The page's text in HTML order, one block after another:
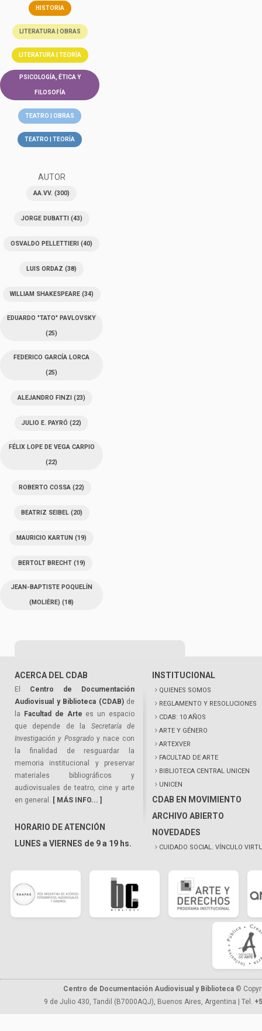
HISTORIA
LITERATURA | OBRAS
LITERATURA | TEORÍA
PSICOLOGÍA, ÉTICA Y
FILOSOFÍA
TEATRO | OBRAS
TEATRO | TEORÍA
AUTOR
AA.VV. (300)
JORGE DUBATTI(43)
OSVALDO PELLETTIERI (40)
LUIS ORDAZ (38)
WILLIAM SHAKESPEARE(34)
EDUARDO "TATO" PAVLOVSKY
(25)
FEDERICO GARCÍA LORCA
(25)
ALEJANDRO FINZI (23)
JULIO E. PAYRÓ (22)
FÉLIX LOPE DE VEGA CARPIO
(22)
ROBERTO COSSA (22)
BEATRIZ SEIBEL(20)
MAURICIO KARTUN (19)
BERTOLT BRECHT(19)
JEAN-BAPTISTE POQUELÍN
(MOLIÈRE) (18)
ACERCA DEL CDAB
El Centro de Documentación
Audiovisual y Biblioteca (CDAB)de
la
Facultad de Arte es un espacio
que depende de la Secretaría de
Investigación y Posgrado y nace con
la finalidad de resguardar la
memoria institucional y preservar
materiales bibliográficos y
audiovisuales de teatro, cine y arte
en general. [ MÁS INFO... ]
HORARIO DE ATENCIÓN
LUNES a VIERNES de 9 a 19 hs.
INSTITUCIONAL
QUIENES SOMOS
REGLAMENTO Y RESOLUCIONES
CDAB: 10 AÑOS
ARTE Y GÉNERO
ARTEXVER
FACULTAD DE ARTE
BIBLIOTECA CENTRAL UNICEN
UNICEN
CDAB EN MOVIMIENTO
ARCHIVO ABIERTO
NOVEDADES
CUIDADO SOCIAL. VÍNCULO
Centro de Documentación Audiovisual y Biblioteca ©
9 de Julio 430, Tandil (B7000AQJ), Buenos Aires, Argentina | Tel.